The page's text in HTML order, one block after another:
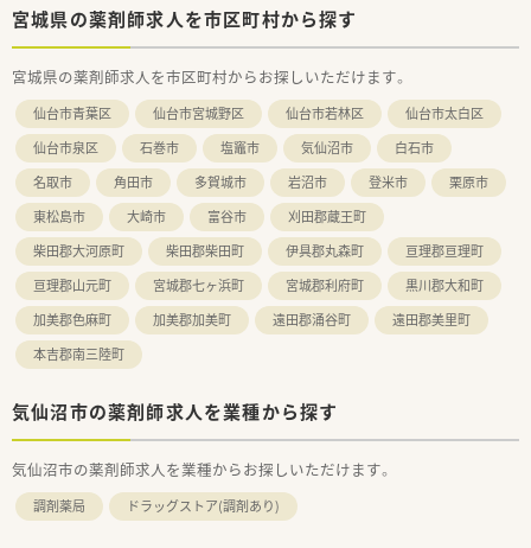
■新しい取り組みに積極的で、ドライブスルー薬局の設置など先
【こんな方にオススメ】
■内科の処方箋に特化して経験を積み、専門性を高めたいと考え
ている方に最適です。
■福利厚生や研修制度が整った安定企業で、長期的なキャリアを
築きたい方におすすめです。
■患者様との対話時間を大切にし、落ち着いた環境で丁寧な仕事
をしたい方に適しています。
宮城県の薬剤師求人を市区町村から探す
宮城県の薬剤師求人を市区町村からお探しいただけます。
仙台市青葉区 仙台市宮城野区 仙台市若林区
仙台市太白区
仙台市泉区
石巻市 塩竈市 気仙沼市
白石市
名取市
角田市 多賀城市 岩沼市 登米市
栗原市
東松島市
大崎市 富谷市
刈田郡蔵王町
柴田郡大河原町
柴田郡柴田町 伊具郡丸森町
亘理郡亘理町
亘理郡山元町
宮城郡七ヶ浜町 宮城郡利府町
黒川郡大和町
加美郡色麻町
加美郡加美町 遠田郡涌谷町
遠田郡美里町
本吉郡南三陸町
気仙沼市の薬剤師求人を業種から探す
気仙沼市の薬剤師求人を業種からお探しいただけます。
調剤薬局 ドラッグストア(調剤あり)